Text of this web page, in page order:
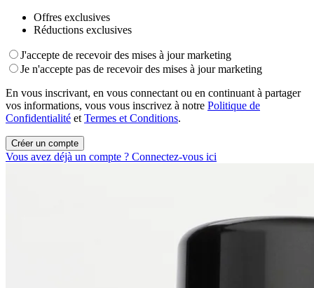
Offres exclusives
Réductions exclusives
J'accepte de recevoir des mises à jour marketing
Je n'accepte pas de recevoir des mises à jour marketing
En vous inscrivant, en vous connectant ou en continuant à partager
vos informations, vous vous inscrivez à notre Politique de
Confidentialité et Termes et Conditions.
Créer un compte
Vous avez déjà un compte ? Connectez-vous ici